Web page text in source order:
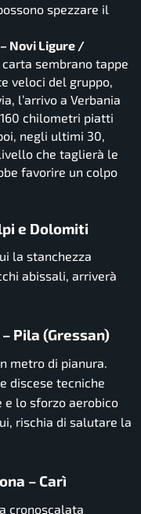
spezzare il
Novi Ligure /
carta sembrano tappe
veloci del gruppo,
l’arrivo a Verbania
chilometri piatti
negli ultimi 30,
che taglierà le
favorire un colpo
e Dolomiti
la stanchezza
abissali, arriverà
Pila (Gressan)
metro di pianura.
discese tecniche
e lo sforzo aerobico
rischia di salutare la
– Carì
cronoscalata